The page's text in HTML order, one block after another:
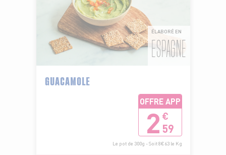
ÉLABORÉ EN
ESPAGNE
GUACAMOLE
OFFRE APP
2 €
59
Le pot de 300g - Soit 8€63 le Kg